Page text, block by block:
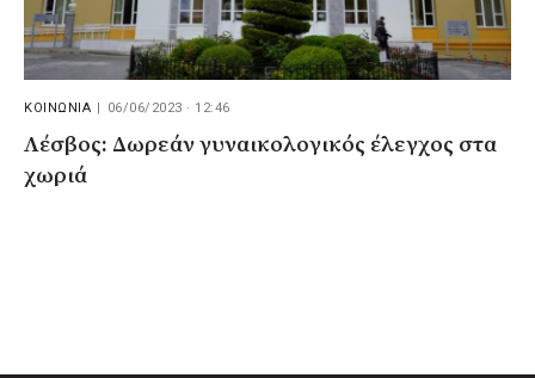
ΚΟΙΝΩΝΙΑ 06/06/2023 · 12:46
Λέσβος: Δωρεάν γυναικολογικός έλεγχος στα
χωριά